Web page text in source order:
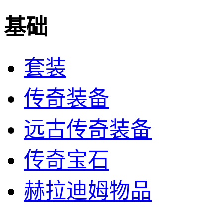
基础
套装
传奇装备
远古传奇装备
传奇宝石
赫拉迪姆物品